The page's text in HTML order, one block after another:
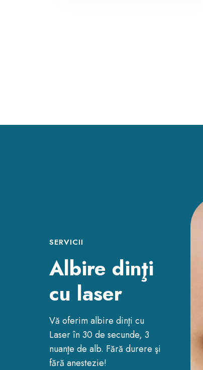
SERVICII
Albire dinţi
cu laser
Vă oferim albire dinţi cu
Laser în 30 de secunde, 3
nuanţe de alb. Fără durere şi
fără anestezie!